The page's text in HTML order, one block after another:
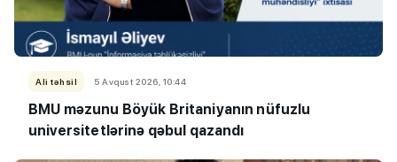
Ali təhsil 5 Avqust 2026, 10:44
BMU məzunu Böyük Britaniyanın nüfuzlu
universitetlərinə qəbul qazandı